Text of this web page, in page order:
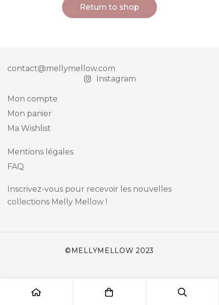
Return to shop
contact@mellymellow.com
Instagram
Mon compte
Mon panier
Ma Wishlist
Mentions légales
FAQ
Inscrivez-vous pour recevoir les nouvelles
collections Melly Mellow !
©MELLYMELLOW 2023